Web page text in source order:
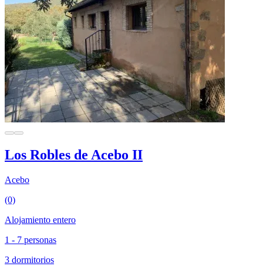
Los Robles de Acebo II
Acebo
(0)
Alojamiento entero
1 - 7 personas
3 dormitorios